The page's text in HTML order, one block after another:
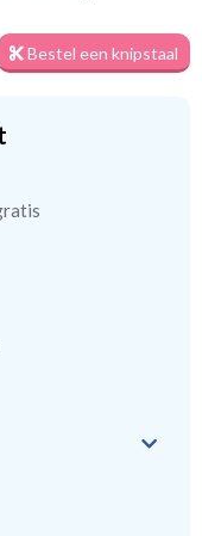
(microvezel)
bestel daarom gerust
uw gordijnen
isolatie de
en nacht!
Bestel een knipstaal